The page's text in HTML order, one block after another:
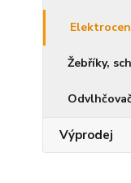
Žebříky,
Výprodej